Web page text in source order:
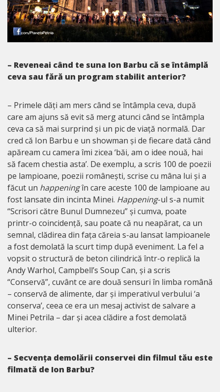
– Reveneai când te suna Ion Barbu că se întâmplă
ceva sau fără un program stabilit anterior?
– Primele dăți am mers când se întâmpla ceva, după
care am ajuns să evit să merg atunci când se întâmpla
ceva ca să mai surprind și un pic de viață normală. Dar
cred că Ion Barbu e un showman și de fiecare dată când
apăream cu camera îmi zicea ‘băi, am o idee nouă, hai
să facem chestia asta’. De exemplu, a scris 100 de poezii
pe lampioane, poezii românești, scrise cu mâna lui și a
făcut un happeningîn care aceste 100 de lampioane au
fost lansate din incinta Minei. Happening-ul s-a numit
“Scrisori către Bunul Dumnezeu” și cumva, poate
printr-o coincidență, sau poate că nu neapărat, ca un
semnal, clădirea din fața căreia s-au lansat lampioanele
a fost demolată la scurt timp după eveniment. La fel a
vopsit o structură de beton cilindrică într-o replică la
Andy Warhol, Campbell’s Soup Can, și a scris
“Conservă”, cuvânt ce are două sensuri în limba română
– conservă de alimente, dar și imperativul verbului ‘a
conserva’, ceea ce era un mesaj activist de salvare a
Minei Petrila – dar și acea clădire a fost demolată
ulterior.
– Secvența demolării conservei din filmul tău este
filmată de Ion Barbu?